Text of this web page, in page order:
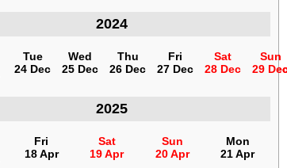
التشيك
Tue
24 Dec
Wed
25 Dec
Thu
26 Dec
Fri
27 Dec
Sat
28 Dec
Sun
29
التشيك
Fri
18 Apr
Sat
19 Apr
Sun
20 Apr
Mon
21 Apr
2024
Tue
24 Dec
Wed
25 Dec
Thu
26 Dec
Fri
27 Dec
Sat
28 Dec
Sun
29
2025
Fri
18 Apr
Sat
19 Apr
Sun
20 Apr
Mon
21 Apr